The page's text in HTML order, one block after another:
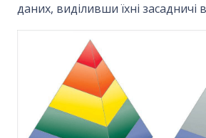
даних, виділивши їхні засадничі